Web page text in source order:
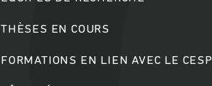
THÈSES EN COURS
FORMATIONS EN LIEN AVEC LE CESP